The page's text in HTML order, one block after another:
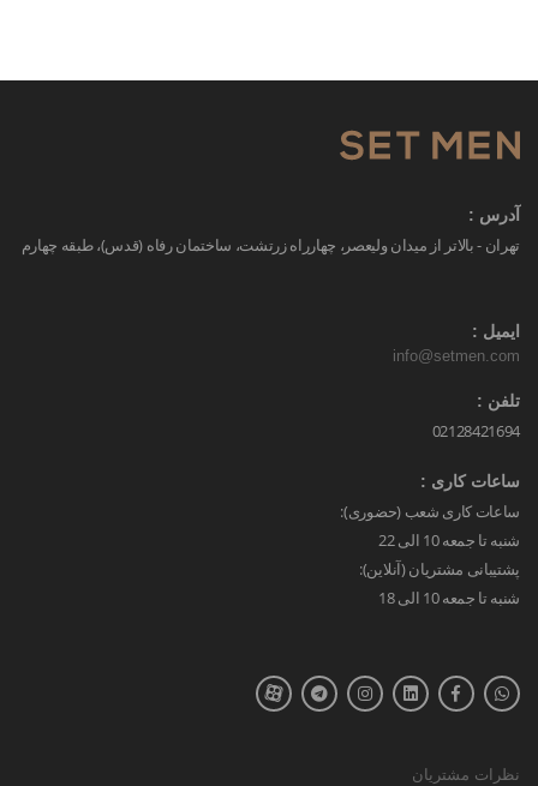
آدرس :
تهران - بالاتر از میدان ولیعصر، چهارراه زرتشت، ساختمان رفاه (قدس)، طبقه چهارم
ایمیل :
info@setmen.com
تلفن :
02128421694
ساعات کاری :
ساعات کاری شعب (حضوری):
شنبه تا جمعه 10 الی 22
پشتیبانی مشتریان (آنلاین):
شنبه تا جمعه 10 الی 18
نظرات مشتریان